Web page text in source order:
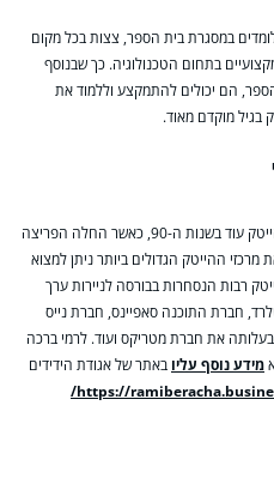
במסגרת בית הספר, צצות בכל מקום
בתחום הטכנולוגיה. כך שבנוסף
הם יכולים להתמקצע וללמוד את
מוקדם מאוד.
במדינת ישראל הוקמו מספר תעשיות ומרכזי הייטק עוד בשנות ה-90, כאשר החלה הפריצה
ההייטק הגדולים ביותר ניתן למצוא
רבות הנסחרות בבורסה לניירות ערך
חברת התוכנה סאפיינס, חברת נייס
את חברת מטריקס ועוד. לרמי ברכה
מידע נוסף עליו באתר של אגודת הידידים
https://